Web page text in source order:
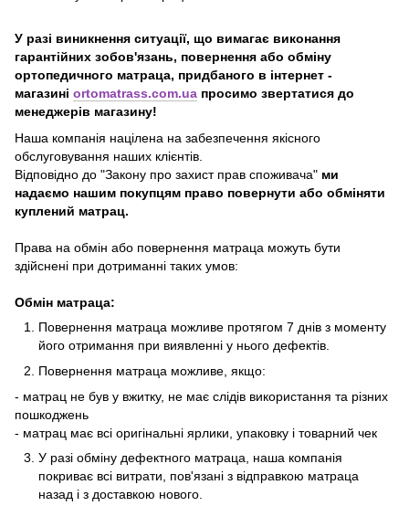
У разі виникнення ситуації, що вимагає виконання
гарантійних зобов'язань, повернення або обміну
ортопедичного матраца, придбаного в інтернет -
магазині ortomatrass.com.ua просимо звертатися до
менеджерів магазину!
Наша компанія націлена на забезпечення якісного
обслуговування наших клієнтів.
Відповідно до "Закону про захист прав споживача" ми
надаємо нашим покупцям право повернути або обміняти
куплений матрац.
Права на обмін або повернення матраца можуть бути
здійснені при дотриманні таких умов:
Обмін матраца:
Повернення матраца можливе протягом 7 днів з моменту
його отримання при виявленні у нього дефектів.
Повернення матраца можливе, якщо:
- матрац не був у вжитку, не має слідів використання та різних
пошкоджень
- матрац має всі оригінальні ярлики, упаковку і товарний чек
У разі обміну дефектного матраца, наша компанія
покриває всі витрати, пов'язані з відправкою матраца
назад і з доставкою нового.